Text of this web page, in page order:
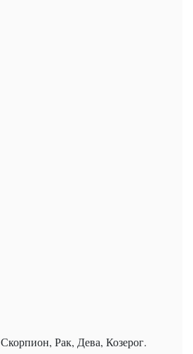
Скорпион, Рак, Дева, Козерог.